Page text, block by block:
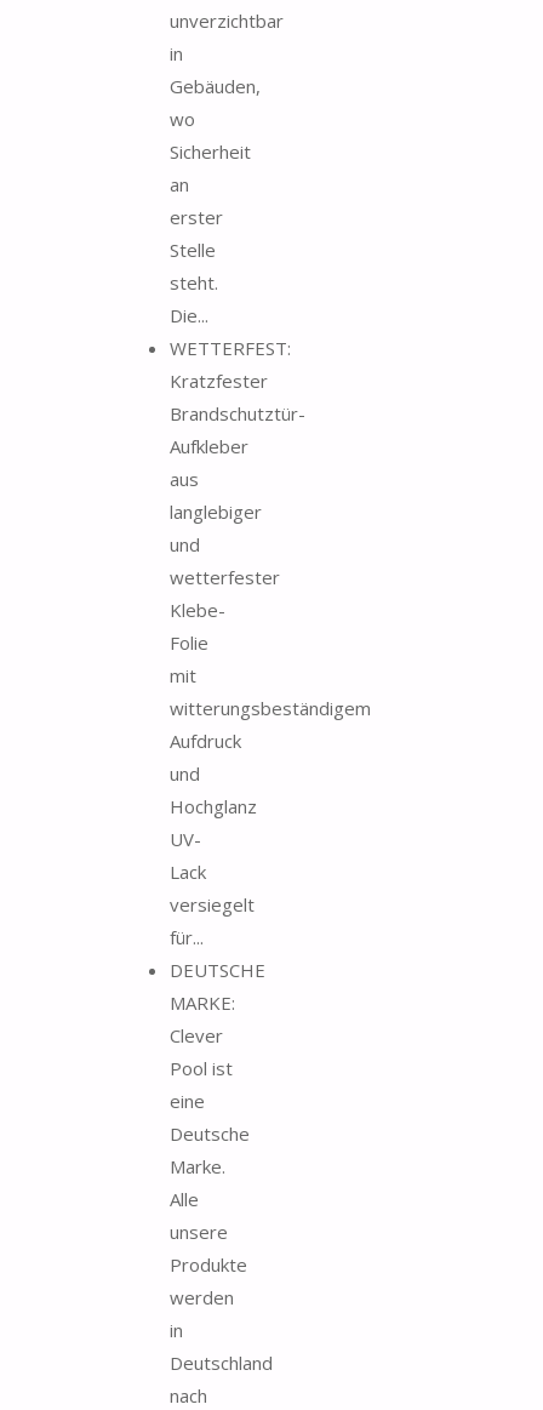
unverzichtbar
in
Gebäuden,
wo
Sicherheit
an
erster
Stelle
steht.
Die...
WETTERFEST:
Kratzfester
Brandschutztür-
Aufkleber
aus
langlebiger
und
wetterfester
Klebe-
Folie
mit
witterungsbeständigem
Aufdruck
und
Hochglanz
UV-
Lack
versiegelt
für...
DEUTSCHE
MARKE:
Clever
Pool ist
eine
Deutsche
Marke.
Alle
unsere
Produkte
werden
in
Deutschland
nach